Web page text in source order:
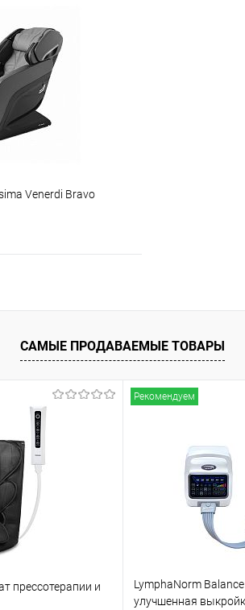
Недоступно
Venerdi Bravo
САМЫЕ ПРОДАВАЕМЫЕ ТОВАРЫ
прессотерапии и
Рекомендуем
LymphaNorm
улучшенная